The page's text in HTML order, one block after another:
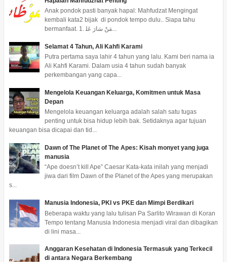
Anak pondok pasti banyak hapal: Mahfudzat Mengingat
kembali kata2 bijak di pondok tempo dulu.. Siapa tahu
bermanfaat. 1. ﻣَﻦْ ﺳَﺎﺭَ ﻋَﻠ...
Selamat 4 Tahun, Ali Kahfi Karami
Putra pertama saya lahir 4 tahun yang lalu. Kami beri nama ia
Ali Kahfi Karami. Dalam usia 4 tahun sudah banyak
perkembangan yang capa...
Mengelola Keuangan Keluarga, Komitmen untuk Masa
Depan
Mengelola keuangan keluarga adalah salah satu tugas
penting untuk bisa hidup lebih bak. Setidaknya agar tujuan
keuangan bisa dicapai dan tid...
Dawn of The Planet of The Apes: Kisah monyet yang juga
manusia
“Ape doesn’t kill Ape” Caesar Kata-kata inilah yang menjadi
jiwa dari film Dawn of the Planet of the Apes yang merupakan
s...
Manusia Indonesia, PKI vs PKE dan Mimpi Berdikari
Beberapa waktu yang lalu tulisan Pa Sarlito Wirawan di Koran
Tempo tentang Manusia Indonesia menjadi viral dan dibagikan
di lini masa...
Anggaran Kesehatan di Indonesia Termasuk yang Terkecil
di antara Negara Berkembang